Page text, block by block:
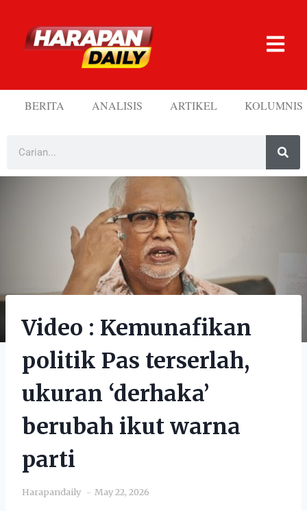
BERITA ANALISIS ARTIKEL KOLUMNIS
Video : Kemunafikan
politik Pas terserlah,
ukuran ‘derhaka’
berubah ikut warna
parti
Harapandaily May 22, 2026